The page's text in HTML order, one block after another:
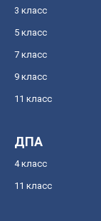
3 класс
5 класс
7 класс
9 класс
11 класс
ДПА
4 класс
11 класс